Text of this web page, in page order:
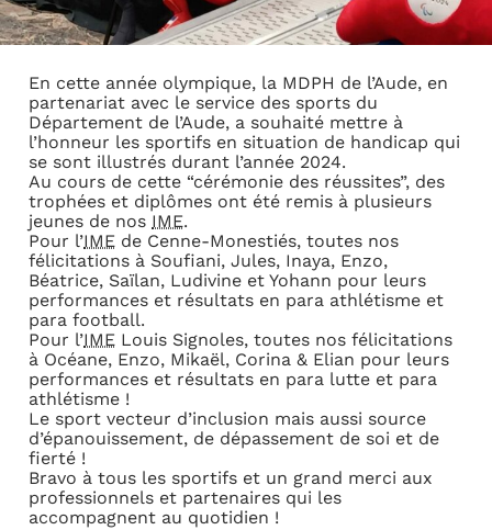
En cette année olympique, la MDPH de l’Aude, en
partenariat avec le service des sports du
Département de l’Aude, a souhaité mettre à
l’honneur les sportifs en situation de handicap qui
se sont illustrés durant l’année 2024.
Au cours de cette “cérémonie des réussites”, des
trophées et diplômes ont été remis à plusieurs
jeunes de nos IME.
Pour l’IME de Cenne-Monestiés, toutes nos
félicitations à Soufiani, Jules, Inaya, Enzo,
Béatrice, Saïlan, Ludivine et Yohann pour leurs
performances et résultats en para athlétisme et
para football.
Pour l’IME Louis Signoles, toutes nos félicitations
à Océane, Enzo, Mikaël, Corina & Elian pour leurs
performances et résultats en para lutte et para
athlétisme !
Le sport vecteur d’inclusion mais aussi source
d’épanouissement, de dépassement de soi et de
fierté !
Bravo à tous les sportifs et un grand merci aux
professionnels et partenaires qui les
accompagnent au quotidien !